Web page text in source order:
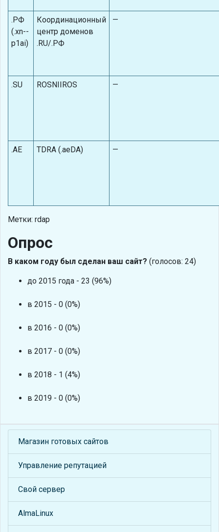
.РФ
(.xn--
p1ai)
Координационный
центр доменов
.RU/.РФ
—
.SU ROSNIIROS —
.AE TDRA (.aeDA) —
Метки: rdap
Опрос
В каком году был сделан ваш сайт? (голосов: 24)
до 2015 года - 23 (96%)
в 2015 - 0 (0%)
в 2016 - 0 (0%)
в 2017 - 0 (0%)
в 2018 - 1 (4%)
в 2019 - 0 (0%)
Магазин готовых сайтов
Управление репутацией
Свой сервер
AlmaLinux